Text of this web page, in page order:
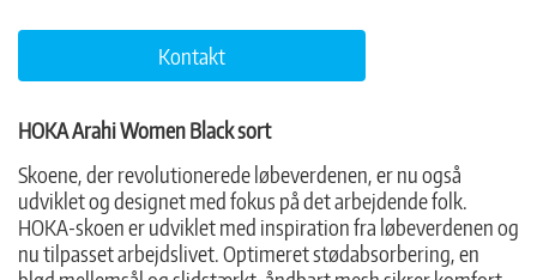
Kontakt
HOKA Arahi Women Black sort
Skoene, der revolutionerede løbeverdenen, er nu også
udviklet og designet med fokus på det arbejdende folk.
HOKA-skoen er udviklet med inspiration fra løbeverdenen og
nu tilpasset arbejdslivet. Optimeret stødabsorbering, en